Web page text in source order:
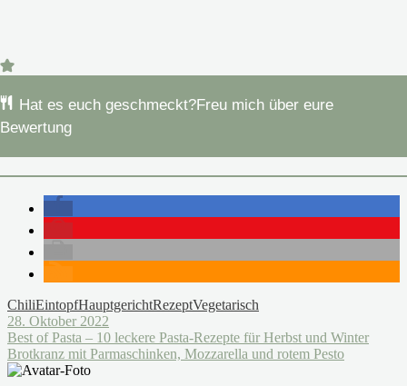
Hat es euch geschmeckt?Freu mich über eure
Bewertung
ChiliEintopfHauptgerichtRezeptVegetarisch
28. Oktober 2022
Best of Pasta – 10 leckere Pasta-Rezepte für Herbst und Winter
Brotkranz mit Parmaschinken, Mozzarella und rotem Pesto